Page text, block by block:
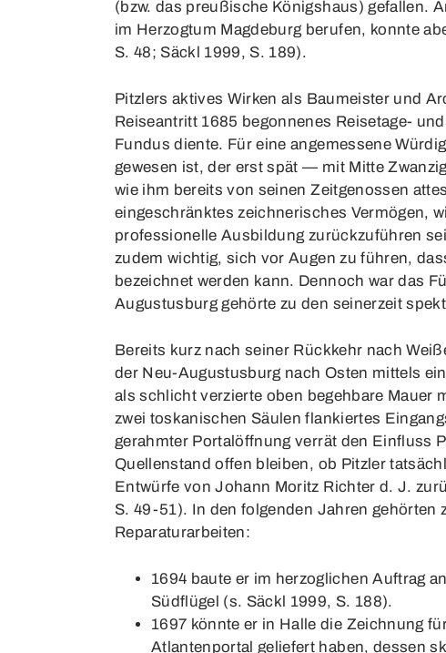
(bzw. das preußische Königshaus) gefallen.
im Herzogtum Magdeburg berufen, konnte
S. 48; Säckl 1999, S. 189).
Pitzlers aktives Wirken als Baumeister und
Reiseantritt 1685 begonnenes Reisetage-
Fundus diente. Für eine angemessene
gewesen ist, der erst spät — mit Mitte
wie ihm bereits von seinen Zeitgenossen
eingeschränktes zeichnerisches Vermögen,
professionelle Ausbildung zurückzuführen
zudem wichtig, sich vor Augen zu führen,
bezeichnet werden kann. Dennoch war das
Augustusburg gehörte zu den seinerzeit
Bereits kurz nach seiner Rückkehr nach
der Neu-Augustusburg nach Osten mittels
als schlicht verzierte oben begehbare Mauer
zwei toskanischen Säulen flankiertes
gerahmter Portalöffnung verrät den Einfluss
Quellenstand offen bleiben, ob Pitzler
Entwürfe von Johann Moritz Richter d. J.
S. 49-51). In den folgenden Jahren
Reparaturarbeiten:
1694 baute er im herzoglichen Auftrag
Südflügel (s. Säckl 1999, S. 188).
1697 könnte er in Halle die Zeichnung
Atlantenportal geliefert haben, dessen